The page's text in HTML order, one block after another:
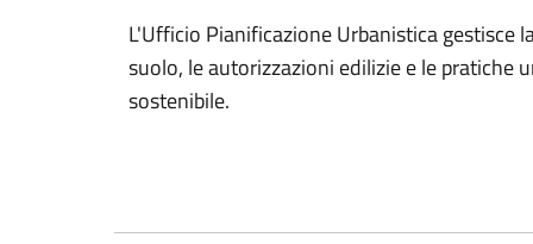
L'Ufficio Pianificazione Urbanistica gestisce
suolo, le autorizzazioni edilizie e le
sostenibile.